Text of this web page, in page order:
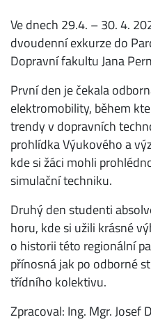
Ve dnech 29.4. – 30. 4.
dvoudenní exkurze do
Dopravní fakultu Jana
První den je čekala
elektromobility, během
trendy v dopravních
prohlídka Výukového a
kde si žáci mohli
simulační techniku.
Druhý den studenti
horu, kde si užili krásné
o historii této regionální
přínosná jak po odborné
třídního kolektivu.
Zpracoval: Ing. Mgr. Josef